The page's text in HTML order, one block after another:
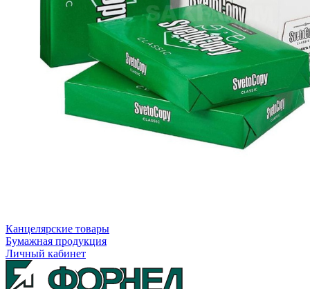
Канцелярские товары
Бумажная продукция
Личный кабинет